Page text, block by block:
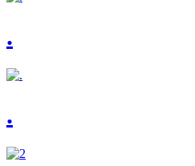
.
.